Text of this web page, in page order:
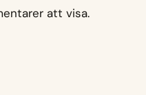
att visa.